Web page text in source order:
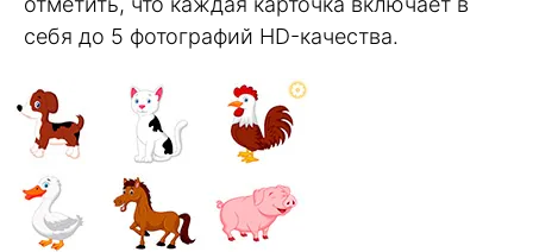
себя до 5 фотографий HD-качества.